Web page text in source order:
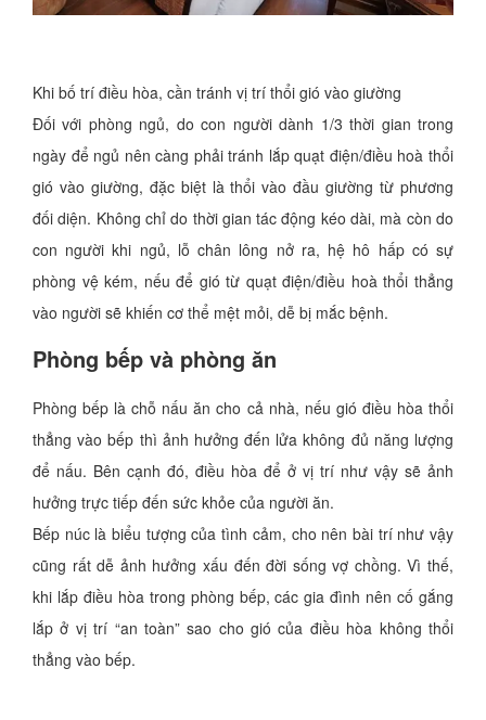
Khi bố trí điều hòa, cần tránh vị trí thổi gió vào giường
Đối với phòng ngủ, do con người dành 1/3 thời gian trong
ngày để ngủ nên càng phải tránh lắp quạt điện/điều hoà thổi
gió vào giường, đặc biệt là thổi vào đầu giường từ phương
đối diện. Không chỉ do thời gian tác động kéo dài, mà còn do
con người khi ngủ, lỗ chân lông nở ra, hệ hô hấp có sự
phòng vệ kém, nếu để gió từ quạt điện/điều hoà thổi thẳng
vào người sẽ khiến cơ thể mệt mỏi, dễ bị mắc bệnh.
Phòng bếp và phòng ăn
Phòng bếp là chỗ nấu ăn cho cả nhà, nếu gió điều hòa thổi
thẳng vào bếp thì ảnh hưởng đến lửa không đủ năng lượng
để nấu. Bên cạnh đó, điều hòa để ở vị trí như vậy sẽ ảnh
hưởng trực tiếp đến sức khỏe của người ăn.
Bếp núc là biểu tượng của tình cảm, cho nên bài trí như vậy
cũng rất dễ ảnh hưởng xấu đến đời sống vợ chồng. Vì thế,
khi lắp điều hòa trong phòng bếp, các gia đình nên cố gắng
lắp ở vị trí “an toàn” sao cho gió của điều hòa không thổi
thẳng vào bếp.